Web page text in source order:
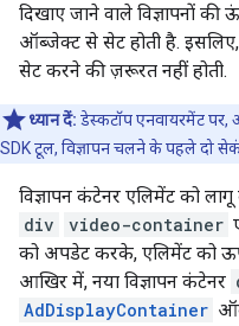
दिखाए जाने वाले विज्ञापनों की
ऑब्जेक्ट से सेट होती है.
सेट करने की ज़रूरत नहीं होती.
ध्यान दें: डेस्कटॉप एनवायरमेंट
SDK टूल, विज्ञापन चलने के पहले दो
विज्ञापन कंटेनर एलिमेंट को
div
video-container
को अपडेट करके, एलिमेंट को
आखिर में, नया विज्ञापन कंटेनर
AdDisplayContainer